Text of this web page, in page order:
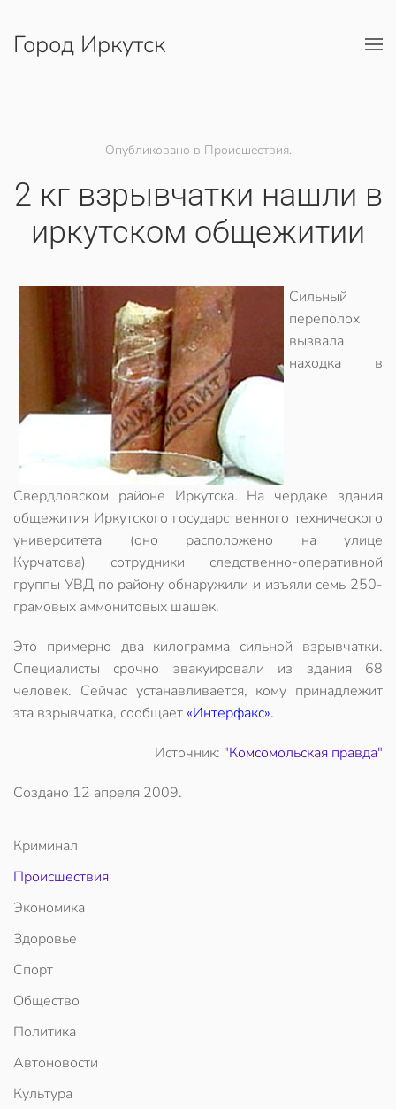
Перейти к содержимому
Город Иркутск
Опубликовано в Происшествия.
2 кг взрывчатки нашли в
иркутском общежитии
Сильный
переполох
вызвала
находка в
Свердловском районе Иркутска. На чердаке здания
общежития Иркутского государственного технического
университета (оно расположено на улице
Курчатова) сотрудники следственно-оперативной
группы УВД по району обнаружили и изъяли семь 250-
грамовых аммонитовых шашек.
Это примерно два килограмма сильной взрывчатки.
Специалисты срочно эвакуировали из здания 68
человек. Сейчас устанавливается, кому принадлежит
эта взрывчатка, сообщает «Интерфакс».
Источник: "Комсомольская правда"
Создано 12 апреля 2009.
Криминал
Происшествия
Экономика
Здоровье
Спорт
Общество
Политика
Автоновости
Культура